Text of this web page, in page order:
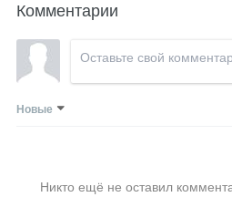
Комментарии
Новые
Никто ещё не оставил